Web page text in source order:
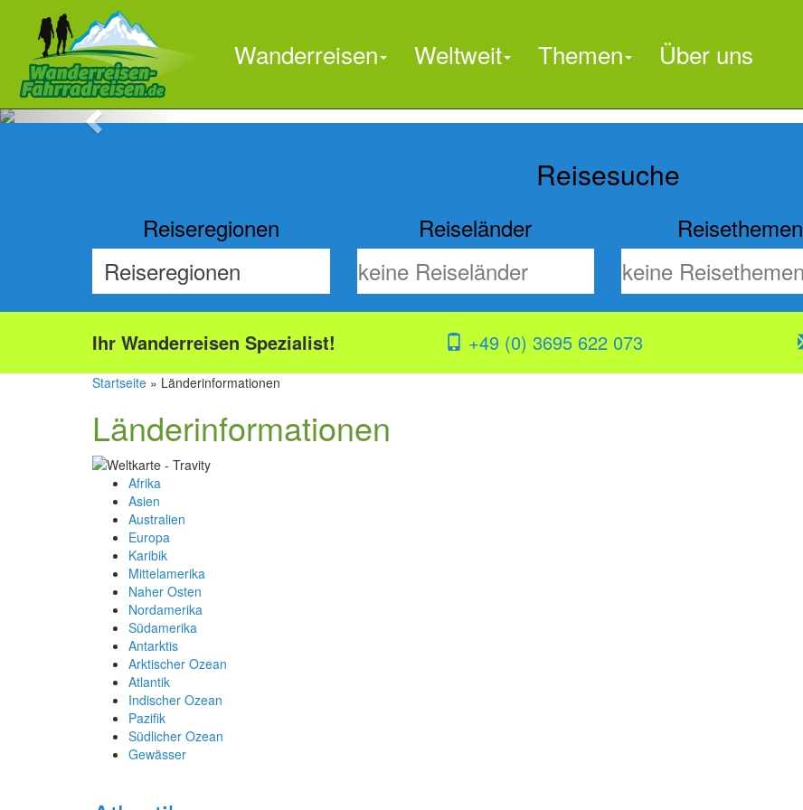

Previous
Wanderreisen Weltweit Themen Über uns
Reisesuche
Reiseregionen Reiseländer Reisethemen
Ihr Wanderreisen Spezialist! +49 (0) 3695 622 073
Startseite » Länderinformationen
Länderinformationen
Afrika
Asien
Australien
Europa
Karibik
Mittelamerika
Naher Osten
Nordamerika
Südamerika
Antarktis
Arktischer Ozean
Atlantik
Indischer Ozean
Pazifik
Südlicher Ozean
Gewässer